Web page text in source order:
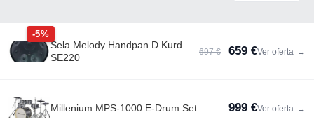
-5%
Sela Melody Handpan D Kurd
SE220
697 € 659 €Ver oferta →
Millenium MPS-1000 E-Drum Set 999 €Ver oferta →